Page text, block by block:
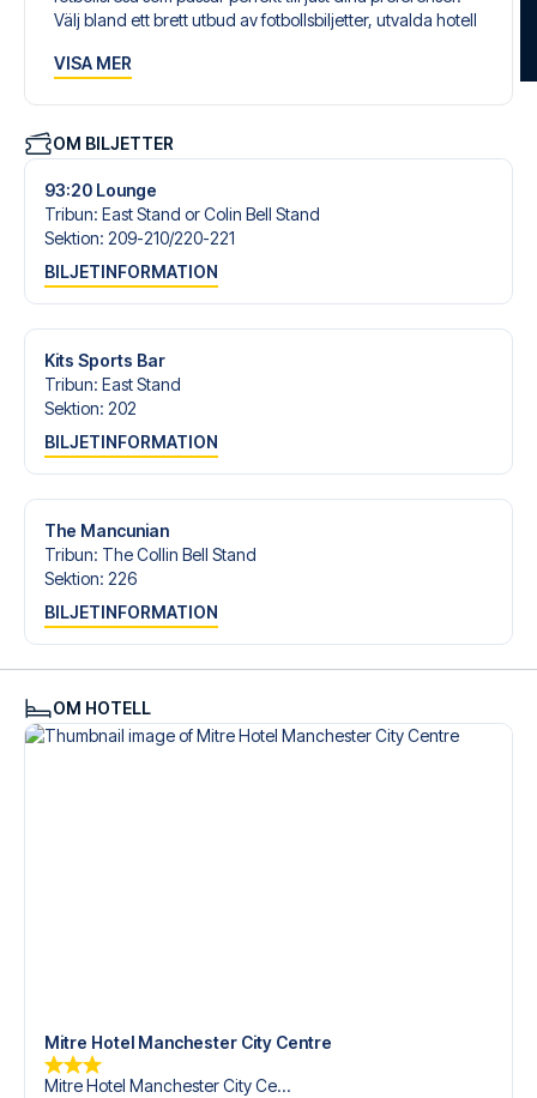
Välj bland ett brett utbud av fotbollsbiljetter, utvalda hotell
som passar dig bäst.
Din säkerhet och upplevelse är vår högsta prioritet. Vi
säkerställer en problemfri bokningsprocess i samband
med din fotbollspaket och står redo med personlig
service både före och under resan. Vi är tillgängliga på
+46 22 03 00 14 ellerhär
Är du redo att uppleva Manchester City på Etihad
Stadium mot Hull City? Kontakta oss idag, och låt oss
hjälpa dig att realisera din fotbollsresedröm!
VISA MER
OM BILJETTER
93:20 Lounge
Tribun: East Stand or Colin Bell Stand
Sektion: 209-210/​220-221
BILJETINFORMATION
Kits Sports Bar
Tribun: East Stand
Sektion: 202
BILJETINFORMATION
The Mancunian
Tribun: The Collin Bell Stand
Sektion: 226
BILJETINFORMATION
OM HOTELL
Mitre Hotel Manchester City Centre
Mitre Hotel Manchester City Ce...